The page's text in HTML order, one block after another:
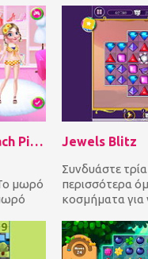
3D. Πιστε...
BFFs Summer Beach Picnic
μωρό
Jewels Blitz
Συνδυάστε
περισσότερα
κοσμήματα για
πόντους!